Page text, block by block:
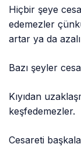
Hiçbir şeye
edemezler
artar ya da
Bazı şeyler
Kıyıdan
keşfedemezler.
Cesareti